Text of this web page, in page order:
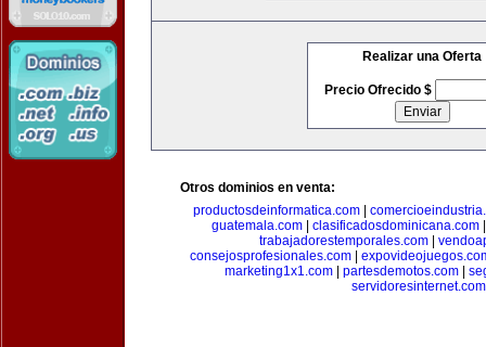
Realizar una Oferta
Precio Ofrecido $
Otros dominios en venta:
productosdeinformatica.com
guatemala.com| clasificadosdominicana.com
trabajadorestemporales.com
consejosprofesionales.com|
marketing1x1.com| partesdemotos.com|
servidoresinternet.com